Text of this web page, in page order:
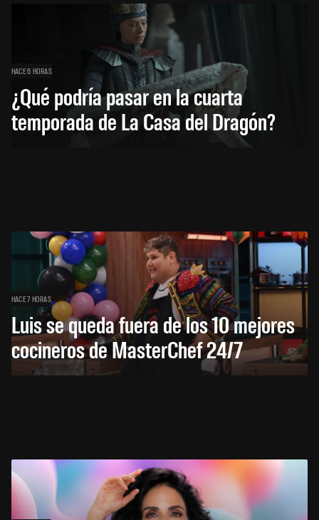
HACE 6 HORAS
¿Qué podría pasar en la cuarta
temporada de La Casa del Dragón?
HACE 7 HORAS
Luis se queda fuera de los 10 mejores
cocineros de MasterChef 24/7